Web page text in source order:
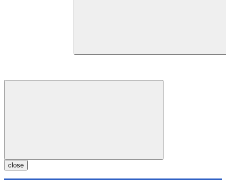
close